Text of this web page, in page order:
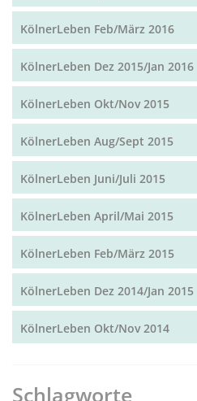
KölnerLeben Feb/März 2016
KölnerLeben Dez 2015/Jan 2016
KölnerLeben Okt/Nov 2015
KölnerLeben Aug/Sept 2015
KölnerLeben Juni/Juli 2015
KölnerLeben April/Mai 2015
KölnerLeben Feb/März 2015
KölnerLeben Dez 2014/Jan 2015
KölnerLeben Okt/Nov 2014
Schlagworte